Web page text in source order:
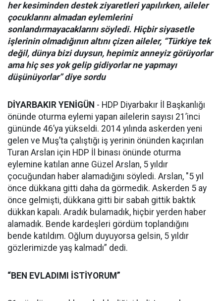
her kesiminden destek ziyaretleri yapılırken, aileler
çocuklarını almadan eylemlerini
sonlandırmayacaklarını söyledi. Hiçbir siyasetle
işlerinin olmadığının altını çizen aileler, “Türkiye tek
değil, dünya bizi duysun, hepimiz anneyiz görüyorlar
ama hiç ses yok gelip gidiyorlar ne yapmayı
düşünüyorlar” diye sordu
DİYARBAKIR YENİGÜN - HDP Diyarbakır İl Başkanlığı
önünde oturma eylemi yapan ailelerin sayısı 21’inci
gününde 46’ya yükseldi. 2014 yılında askerden yeni
gelen ve Muş’ta çalıştığı iş yerinin önünden kaçırılan
Turan Arslan için HDP İl binası önünde oturma
eylemine katılan anne Güzel Arslan, 5 yıldır
çocuğundan haber alamadığını söyledi. Arslan, "5 yıl
önce dükkana gitti daha da görmedik. Askerden 5 ay
önce gelmişti, dükkana gitti bir sabah gittik baktık
dükkan kapalı. Aradık bulamadık, hiçbir yerden haber
alamadık. Bende kardeşleri gördüm toplandığını
bende katıldım. Oğlum duyuyorsa gelsin, 5 yıldır
gözlerimizde yaş kalmadı” dedi.
“BEN EVLADIMI İSTİYORUM”